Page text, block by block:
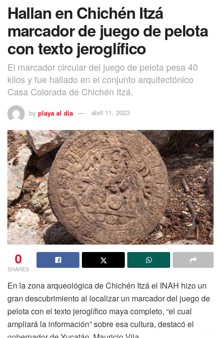
Hallan en Chichén Itzá
marcador de juego de pelota
con texto jeroglífico
El marcador circular del juego de pelota pesa 40
kilos y fue hallado en el conjunto arquitectónico
Casa Colorada de Chichén Itzá.
by playa al dia abril 11, 2023
0
SHARES
En la zona arqueológica de Chichén Itzá el INAH hizo un
gran descubrimiento al localizar un marcador del juego de
pelota con el texto jeroglífico maya completo, “el cual
ampliará la información” sobre esa cultura, destacó el